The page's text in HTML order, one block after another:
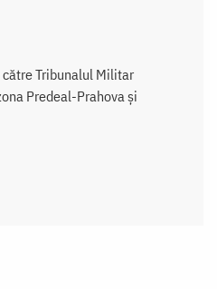
către Tribunalul Militar
Predeal-Prahova și